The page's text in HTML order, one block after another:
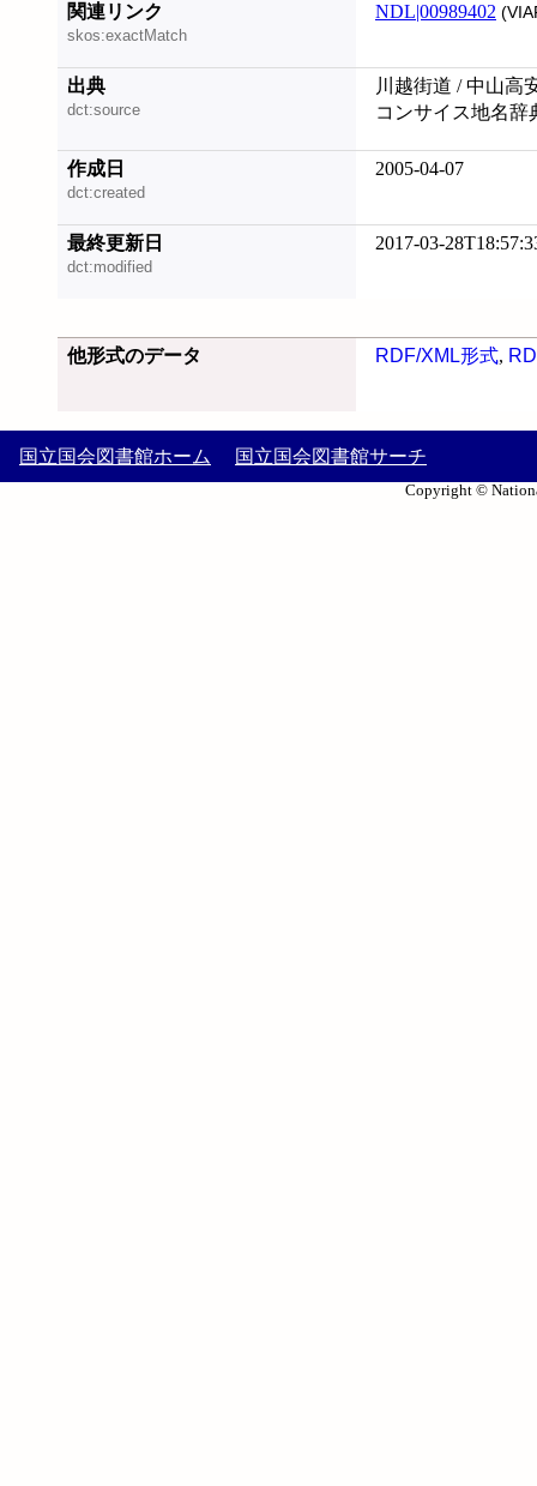
関連リンク
skos:exactMatch
NDL|00989402
出典
dct:source
川越街道 / 中山高
コンサイス地名辞
作成日
dct:created
2005-04-07
最終更新日
dct:modified
2017-03-
他形式のデータ RDF/XML形式,
国立国会図書館ホーム 国立国会図書館サーチ
Copyright ©